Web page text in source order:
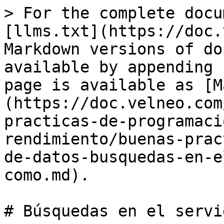
> For the complete
[llms.txt](https://
Markdown versions of
available by
page is available as
(https://
practicas-de-
rendimiento/buenas-
de-datos-busquedas-
como.md).
# Búsquedas en el